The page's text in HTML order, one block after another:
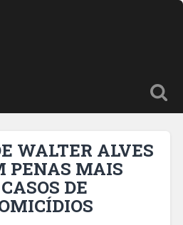
WALTER ALVES
PENAS MAIS
DE